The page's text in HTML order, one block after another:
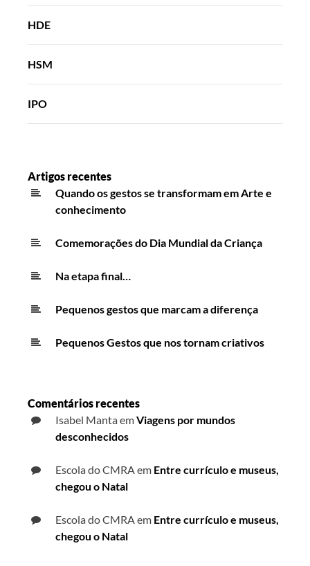
HDE
HSM
IPO
Artigos recentes
Quando os gestos se transformam em Arte e
conhecimento
Comemorações do Dia Mundial da Criança
Na etapa final…
Pequenos gestos que marcam a diferença
Pequenos Gestos que nos tornam criativos
Comentários recentes
Isabel MantaemViagens por mundos
desconhecidos
Escola do CMRAem Entre currículo e museus,
chegou o Natal
Escola do CMRAem Entre currículo e museus,
chegou o Natal